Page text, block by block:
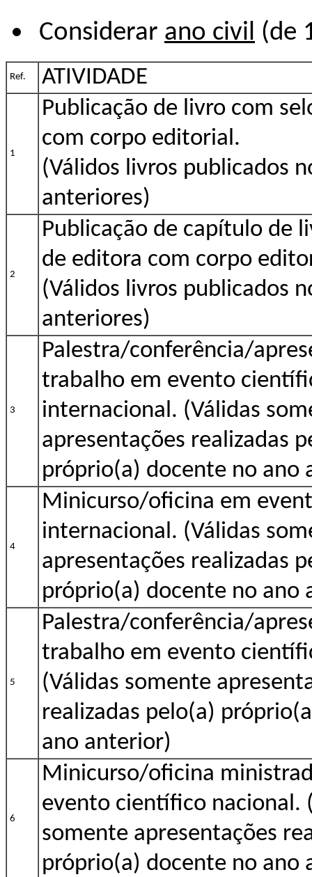
Considerar ano civil (de
Ref. ATIVIDADE
1
Publicação de livro com
com corpo editorial.
(Válidos livros publicados
anteriores)
2
Publicação de capítulo de
de editora com corpo
(Válidos livros publicados
anteriores)
3
Palestra/conferência/
trabalho em evento
internacional. (Válidas
apresentações realizadas
próprio(a) docente no ano
4
Minicurso/oficina em
internacional. (Válidas
apresentações realizadas
próprio(a) docente no ano
5
Palestra/conferência/
trabalho em evento
(Válidas somente
realizadas pelo(a)
ano anterior)
6
Minicurso/oficina
evento científico nacional.
somente apresentações
próprio(a) docente no ano